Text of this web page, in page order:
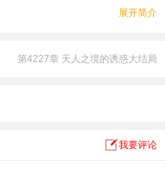
展开简介
第4227章 天人之境的诱惑大结局
我要评论